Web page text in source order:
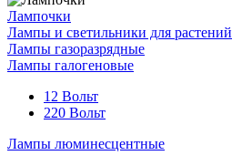
Лампочки
Лампы и светильники для растений
Лампы газоразрядные
Лампы галогеновые
12 Вольт
220 Вольт
Лампы люминесцентные